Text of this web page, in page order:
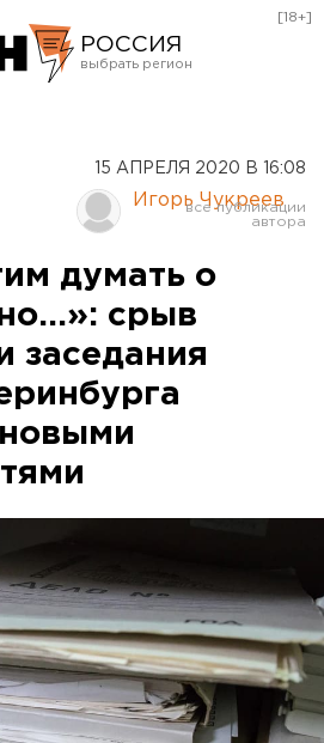
РОССИЯ
Курган
Оренбург
[18+]
15 АПРЕЛЯ 2020 В 16:08
Игорь Чукреев
думать о
срыв
заседания